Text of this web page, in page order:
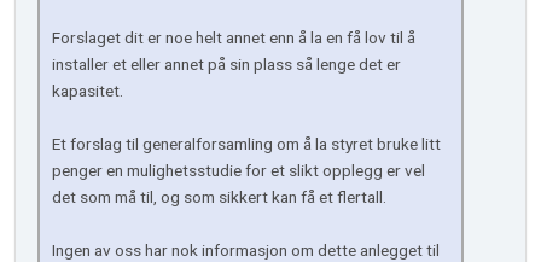
Forslaget dit er noe helt annet enn å la en få lov til å
installer et eller annet på sin plass så lenge det er
kapasitet.
Et forslag til generalforsamling om å la styret bruke litt
penger en mulighetsstudie for et slikt opplegg er vel
det som må til, og som sikkert kan få et flertall.
Ingen av oss har nok informasjon om dette anlegget til